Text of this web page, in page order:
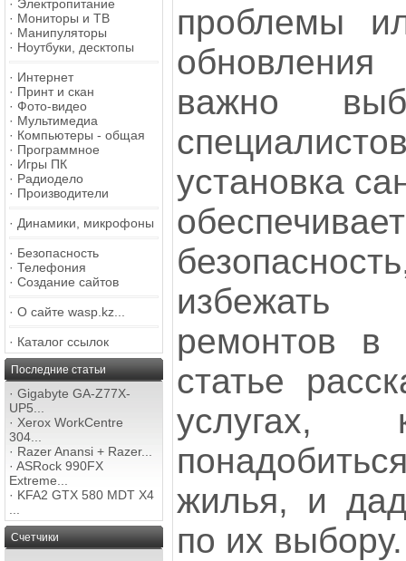
· Электропитание
· Мониторы и ТВ
· Манипуляторы
· Ноутбуки, десктопы
· Интернет
· Принт и скан
· Фото-видео
· Мультимедиа
· Компьютеры - общая
· Программное
· Игры ПК
· Радиодело
· Производители
· Динамики, микрофоны
· Безопасность
· Телефония
· Создание сайтов
· О сайте wasp.kz...
· Каталог ссылок
Последние статьи
· Gigabyte GA-Z77X-
UP5...
· Xerox WorkCentre
304...
· Razer Anansi + Razer...
· ASRock 990FX
Extreme...
· KFA2 GTX 580 MDT X4
Счетчики
проблемы
важно
установка
избежать
ремонтов
статье
услугах,
жилья, и
по их выбору.